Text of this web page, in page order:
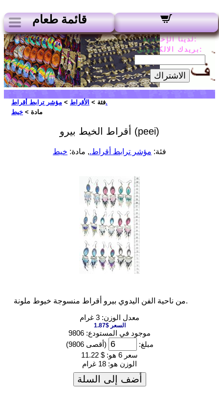
قائمة طعام
لدينا الإخبارية:
بريدك الالكتروني:
الاشتراك
فئة > الأقراط >
مؤشر ترابط أقراط.
مادة > خيط
أقراط الخيط بيرو (peei)
فئة: مؤشر ترابط أقراط., مادة: خيط
من ناحية الفن اليدوي بيرو أقراط منسوجة خيوط ملونة.
معدل الوزن: 3 غرام
السعر $1.87
موجود في المستودع: 9806
مبلغ:
(أقصى 9806)
سعر 6 هو:
$ 11.22
الوزن هو: 18 غرام
أضف إلى السلة